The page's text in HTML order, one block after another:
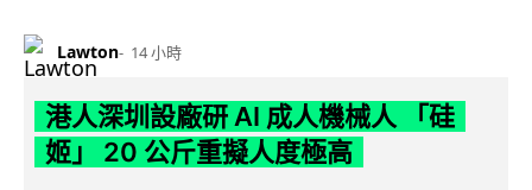
Lawton 14 小時
港人深圳設廠研 AI 成人機械人 「硅
姬」 20 公斤重擬人度極高